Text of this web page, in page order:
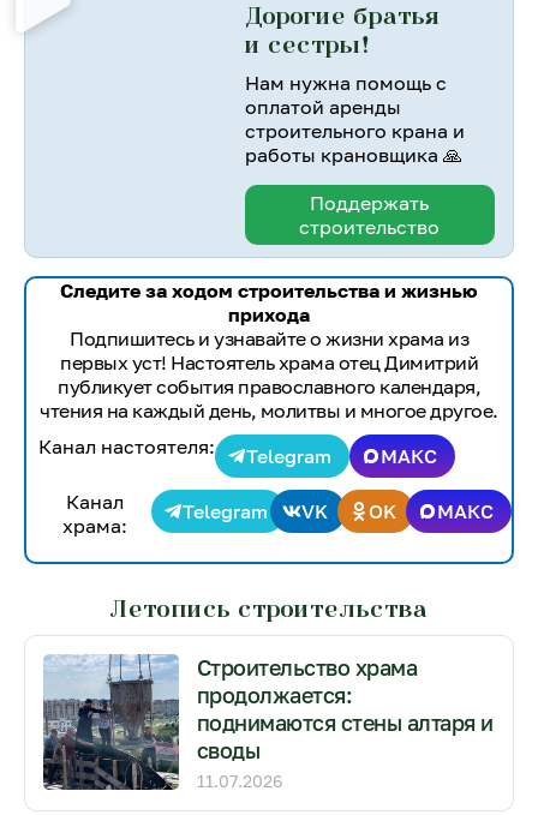
Дорогие братья
и сестры!
Нам нужна помощь с
оплатой аренды
строительного крана и
работы крановщика 🙏
Поддержать
строительство
Следите за ходом строительства и жизнью
прихода
Подпишитесь и узнавайте о жизни храма из
первых уст! Настоятель храма отец Димитрий
публикует события православного календаря,
чтения на каждый день, молитвы и многое другое.
Канал настоятеля:
Telegram
МАКС
Канал
храма:
Telegram VK OK МАКС
Летопись строительства
Строительство храма
продолжается:
поднимаются стены алтаря и
своды
11.07.2026